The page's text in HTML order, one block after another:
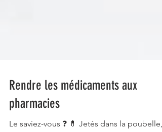
Rendre les médicaments aux
pharmacies